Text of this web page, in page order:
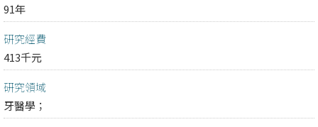
91年
研究經費
413千元
研究領域
牙醫學；